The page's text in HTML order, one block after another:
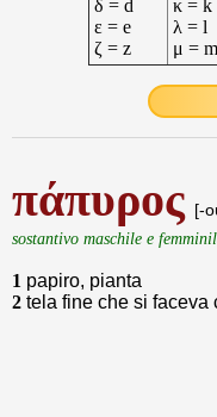
δ = d
ε = e
ζ = z
κ = k
λ = l
μ = m
πάπυρος [-
sostantivo maschile e
1 papiro, pianta
2 tela fine che si faceva